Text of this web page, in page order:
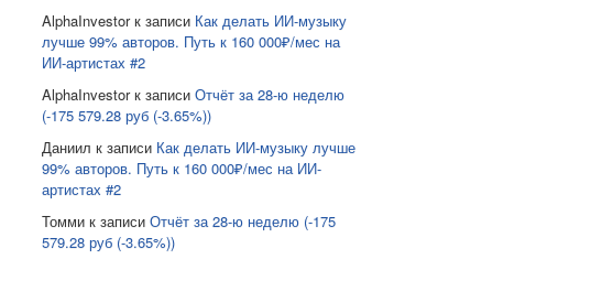
AlphaInvestorк записи Как делать ИИ-музыку
лучше 99% авторов. Путь к 160 000₽/мес на
ИИ-артистах #2
AlphaInvestorк записи Отчёт за 28-ю неделю
(-175 579.28 руб (-3.65%))
Даниил к записи Как делать ИИ-музыку лучше
99% авторов. Путь к 160 000₽/мес на ИИ-
артистах #2
Томми к записи Отчёт за 28-ю неделю (-175
579.28 руб (-3.65%))